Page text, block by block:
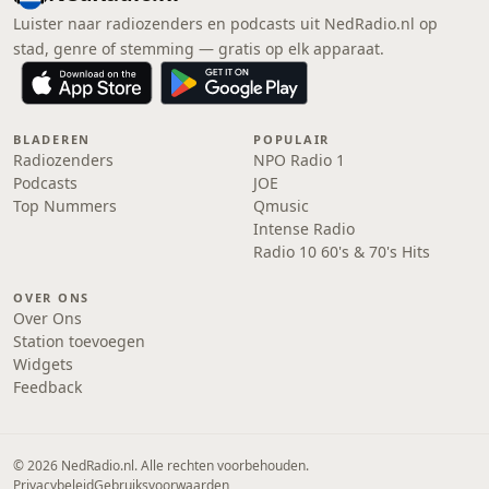
Luister naar radiozenders en podcasts uit NedRadio.nl op
stad, genre of stemming — gratis op elk apparaat.
BLADEREN
Radiozenders
Podcasts
Top Nummers
POPULAIR
NPO Radio 1
JOE
Qmusic
Intense Radio
Radio 10 60's & 70's Hits
OVER ONS
Over Ons
Station toevoegen
Widgets
Feedback
© 2026 NedRadio.nl. Alle rechten voorbehouden.
PrivacybeleidGebruiksvoorwaarden